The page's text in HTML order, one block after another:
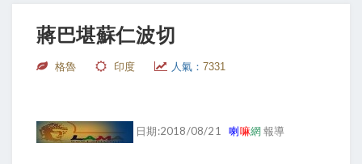
蔣巴堪蘇仁波切
格魯 印度 人氣： 7331
日期:2018/08/21喇嘛網報導